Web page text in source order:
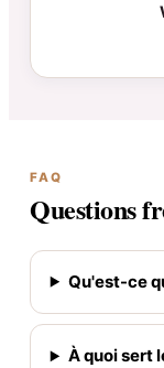
FAQ
Questions
Qu'est-ce
À quoi sert